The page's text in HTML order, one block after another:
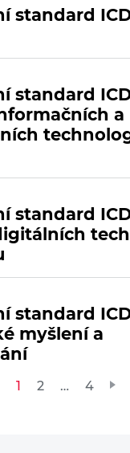
standard
standard
a
standard
standard
myšlení a
1 2 … 4